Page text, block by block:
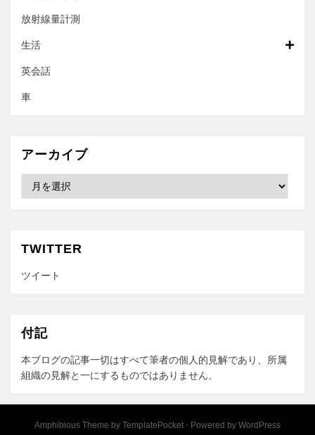
放射線量計測
生活
英会話
車
アーカイブ
ブ
TWITTER
ツイート
付記
本ブログの記事一切はすべて筆者の個人的見解であり、所属
組織の見解と一にするものではありません。
Amphibious Theme by TemplatePocket ⋅ Powered by WordPress